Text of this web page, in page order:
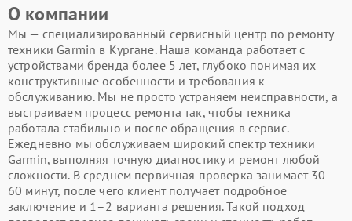
О компании
Мы — специализированный сервисный центр по ремонту
техники Garmin в Кургане. Наша команда работает с
устройствами бренда более 5 лет, глубоко понимая их
конструктивные особенности и требования к
обслуживанию. Мы не просто устраняем неисправности, а
выстраиваем процесс ремонта так, чтобы техника
работала стабильно и после обращения в сервис.
Ежедневно мы обслуживаем широкий спектр техники
Garmin, выполняя точную диагностику и ремонт любой
сложности. В среднем первичная проверка занимает 30–
60 минут, после чего клиент получает подробное
заключение и 1–2 варианта решения. Такой подход